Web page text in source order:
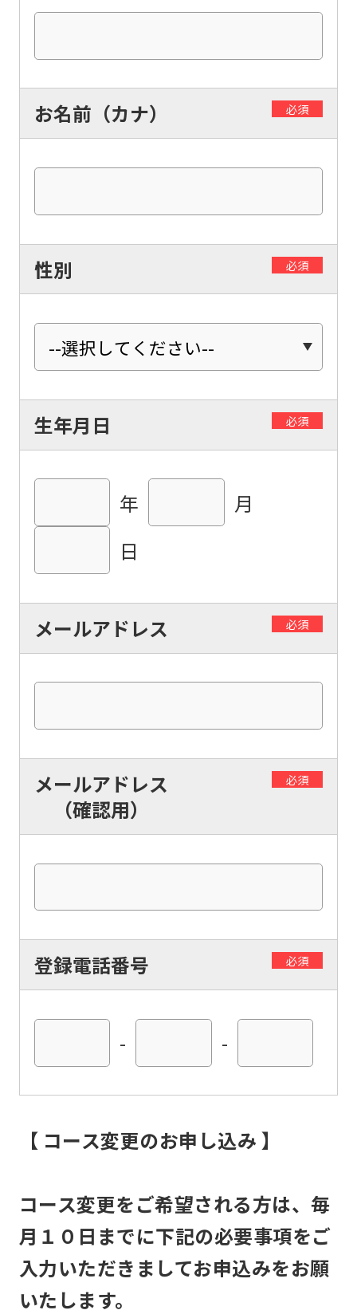
お名前（カナ） 必須
性別 必須
生年月日 必須
年
月
日
メールアドレス 必須
メールアドレス
（確認用）
必須
登録電話番号 必須
- -
【 コース変更のお申し込み 】
コース変更をご希望される方は、毎
月１０日までに下記の必要事項をご
入力いただきましてお申込みをお願
いたします。
foreigners
Central
website
automatically
into
the
the
However,
if
you